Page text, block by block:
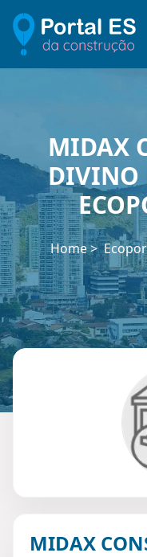
MIDAX
DIVINO
Home
MIDAX